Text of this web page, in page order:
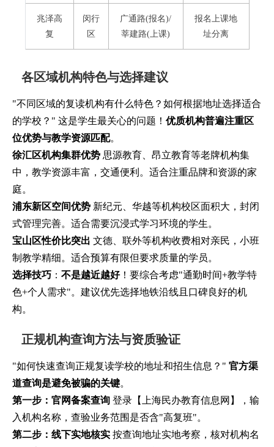
兆泽高
复
闵行
区
广通路(报名)/
莘建路(上课)
报名上课地
址分离
各区域机构特色与选择建议
"不同区域的复读机构有什么特色？如何根据地址选择适合
的学校？" 这是学生最关心的问题！ 优质机构普遍注重区
位优势与教学资源匹配。
徐汇区机构集群优势 思源教育、昂立教育等老牌机构集
中，教学资源丰富，交通便利。适合注重品牌和资源的家
庭。
浦东新区空间优势 新纪元、华越等机构校区面积大，封闭
式管理完善。适合需要沉浸式学习环境的学生。
宝山区性价比突出 文德、联外等机构收费相对亲民，小班
制教学精细。适合预算有限但要求质量的学员。
选择技巧 ： 不是越近越好！要综合考虑"通勤时间+教学特
色+个人需求"。建议优先选择地铁沿线且口碑良好的机
构。
正规机构查询方法与资质验证
"如何快速查询正规复读学校的地址和招生信息？" 官方渠
道查询是避免被骗的关键。
第一步：官网备案查询 登录【上海民办教育信息网】，输
入机构名称，查验业务范围是否含"高复班"。
第二步：线下实地核实 按查询地址实地考察，核对机构名